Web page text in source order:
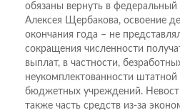
обязаны вернуть в
Алексея Щербакова, освоение
окончания года – не
сокращения численности
выплат, в частности,
неукомплектованности штатной
бюджетных учреждений.
также часть средств из-за